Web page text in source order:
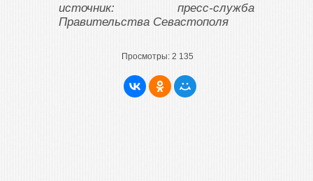
источник: пресс-служба
Правительства Севастополя
Просмотры: 2 135